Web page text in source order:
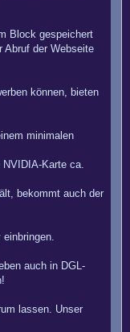
Block gespeichert
Abruf der Webseite
können, bieten
minimalen
Karte ca.
bekommt auch der
auch in DGL-
lassen. Unser